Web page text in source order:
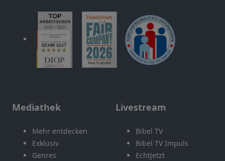
Mediathek
Mehr entdecken
Exklusiv
Genres
Livestream
Bibel TV
Bibel TV Impuls
EchtJetzt